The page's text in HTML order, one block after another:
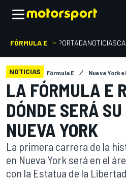
FÓRMULA E PORTADANOTICIAS
NOTICIAS Fórmula E Nueva York
LA FÓRMULA E
DÓNDE SERÁ
NUEVA YORK
La primera carrera de la
en Nueva York será en el
con la Estatua de la